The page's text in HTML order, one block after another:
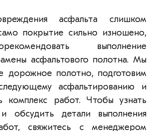
асфальта слишком
покрытие сильно изношено,
выполнение
асфальтового полотна. Мы
дорожное полотно, подготовим
асфальтированию и
комплекс работ. Чтобы узнать
обсудить детали выполнения
свяжитесь с менеджером